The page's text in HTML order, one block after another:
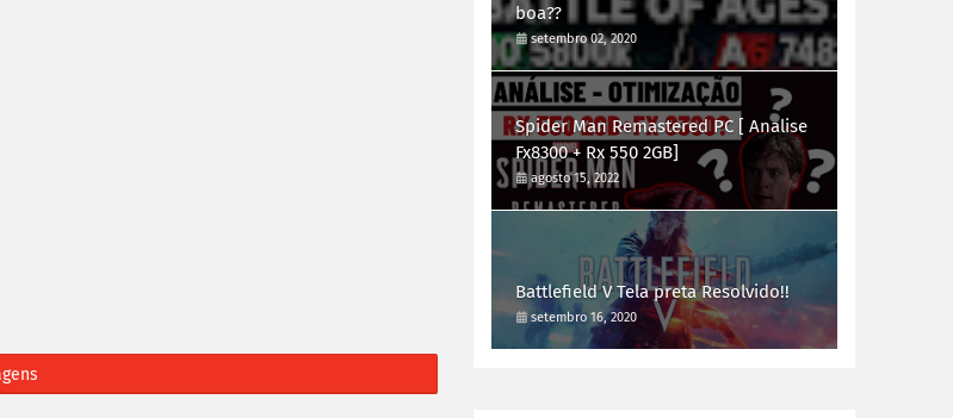
boa??
setembro 02, 2020
Spider Man Remastered PC [ Analise
Fx8300 + Rx 550 2GB]
agosto 15, 2022
Battlefield V Tela preta Resolvido!!
setembro 16, 2020